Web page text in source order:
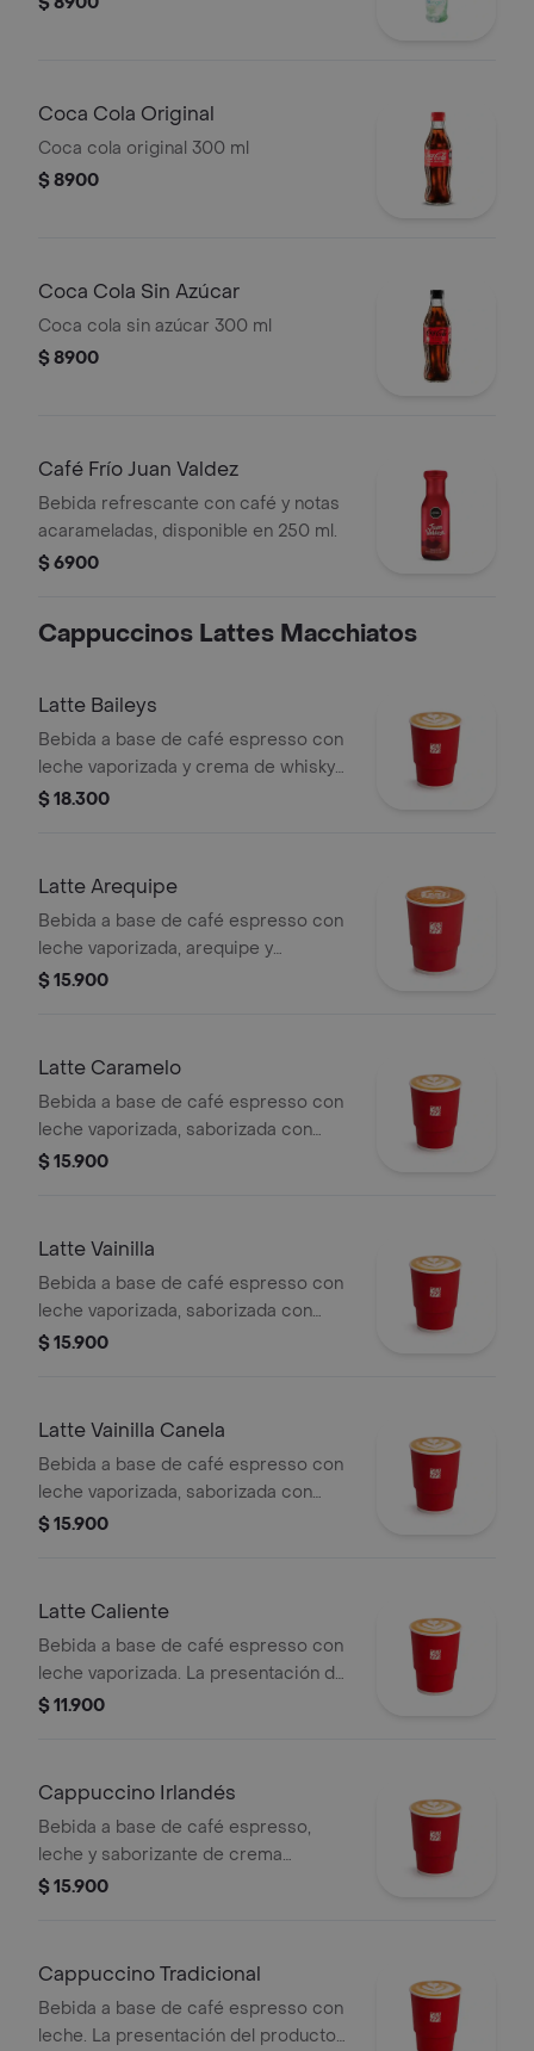
Coca Cola Original
Coca cola original 300 ml
$ 8900
Coca Cola Sin Azúcar
Coca cola sin azúcar 300 ml
$ 8900
Café Frío Juan Valdez
Bebida refrescante con café y notas
acarameladas, disponible en 250 ml.
$ 6900
Cappuccinos Lattes Macchiatos
Latte Baileys
Bebida a base de café espresso con
leche vaporizada y crema de whisky
(Baileys). Este producto contiene
$ 18.300
Latte Arequipe
Bebida a base de café espresso con
leche vaporizada, arequipe y
saborizada con caramelo. La
minutos de haber sido preparado y/o
domicilio.
$ 15.900
Latte Caramelo
Bebida a base de café espresso con
leche vaporizada, saborizada con
caramelo.
$ 15.900
Latte Vainilla
Bebida a base de café espresso con
leche vaporizada, saborizada con
vainilla.
$ 15.900
Latte Vainilla Canela
Bebida a base de café espresso con
leche vaporizada, saborizada con
vainilla y canela.
$ 15.900
Latte Caliente
Bebida a base de café espresso con
leche vaporizada. La presentación del
producto puede variar
transporte para pedidos a domicilio.
$ 11.900
Cappuccino Irlandés
Bebida a base de café espresso,
leche y saborizante de crema
irlandesa. Este producto no tiene
minutos de haber sido preparado.
$ 15.900
Cappuccino Tradicional
Bebida a base de café espresso con
leche. La presentación del producto